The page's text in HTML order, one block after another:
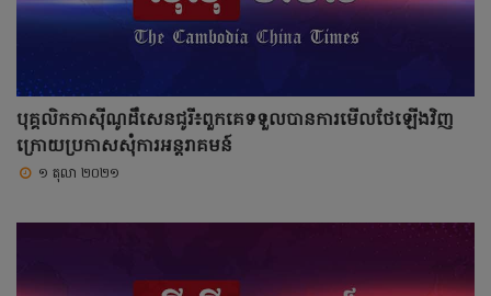
បុគ្គលិកកាស៊ីណូដឹសេនជូរី៖ពួកគេទទួលបានការមើលថែឡើងវិញ
ក្រោយប្រកាសសុំការអន្តរាគមន៍
១ តុលា ២០២១